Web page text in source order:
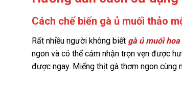
Cách chế biến gà ủ muối thảo
Rất nhiều người không biết gà ủ muối
ngon và có thể cảm nhận trọn vẹn được
được ngay. Miếng thịt gà thơm ngon cùng